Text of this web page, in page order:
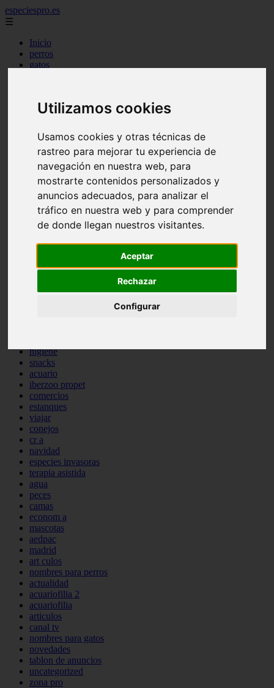
Utilizamos cookies
Usamos cookies y otras técnicas de
rastreo para mejorar tu experiencia de
navegación en nuestra web, para
mostrarte contenidos personalizados y
anuncios adecuados, para analizar el
tráfico en nuestra web y para comprender
de donde llegan nuestros visitantes.
Aceptar
Rechazar
Configurar
especiespro.es
☰
Inicio
perros
gatos
acuarios
tenencia responsable
ventas
mantenimiento
aves
marketing
bienestar
peque os mam feros
verano
legislaci n
peluquer a
accesorios
consejos
higiene
snacks
acuario
iberzoo propet
comercios
estanques
viajar
conejos
cr a
navidad
especies invasoras
terapia asistida
agua
peces
camas
econom a
mascotas
aedpac
madrid
art culos
nombres para perros
actualidad
acuariofilia 2
acuariofilia
articulos
canal tv
nombres para gatos
novedades
tablon de anuncios
uncategorized
zona pro